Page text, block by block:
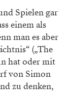
Spielen gar
einem als
man es aber
(„The
hat oder mit
von Simon
zu denken,